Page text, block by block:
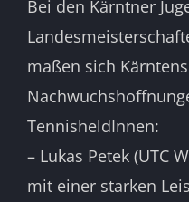
grösseres
Bild
Bei den Kärntner
maßen sich
TennisheldInnen:
– Lukas Petek (UTC
mit einer starken